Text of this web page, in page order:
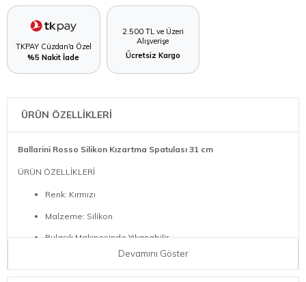
TKPAY Cüzdan'a Özel
%5 Nakit İade
2.500 TL ve Üzeri
Alışverişe
Ücretsiz Kargo
ÜRÜN ÖZELLİKLERİ
Ballarini Rosso Silikon Kızartma Spatulası 31 cm
ÜRÜN ÖZELLİKLERİ
Renk: Kırmızı
Malzeme: Silikon
Bulaşık Makinesinde Yıkanabilir
Devamını Göster